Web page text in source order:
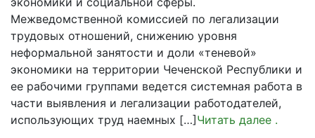
Межведомственной комиссией по легализации
трудовых отношений, снижению уровня
неформальной занятости и доли «теневой»
экономики на территории Чеченской Республики и
ее рабочими группами ведется системная работа в
части выявления и легализации работодателей,
использующих труд наемных […]Читать далее .